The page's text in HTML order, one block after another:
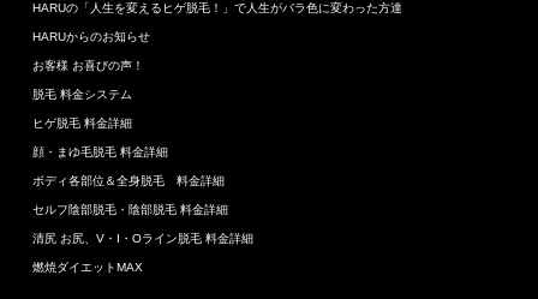
HARUの「人生を変えるヒゲ脱毛！」で人生がバラ色に変わった方達
HARUからのお知らせ
お客様 お喜びの声！
脱毛 料金システム
ヒゲ脱毛 料金詳細
顔・まゆ毛脱毛 料金詳細
ボディ各部位＆全身脱毛 料金詳細
セルフ陰部脱毛・陰部脱毛 料金詳細
清尻 お尻、V・I・Oライン脱毛 料金詳細
燃焼ダイエットMAX